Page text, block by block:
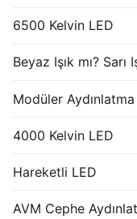
6500 Kelvin LED
Beyaz Işık mı? Sarı
Modüler
4000 Kelvin LED
Hareketli LED
AVM Cephe